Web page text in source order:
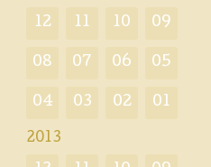
12 11 10 09
08 07 06 05
04 03 02 01
2013